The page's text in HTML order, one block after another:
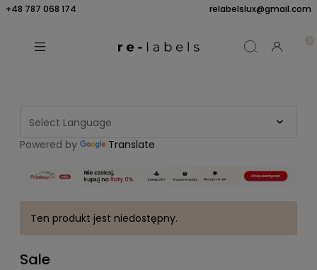
+48 787 068 174 relabelslux@gmail.com
Powered by Translate
Ten produkt jest niedostępny.
Sale